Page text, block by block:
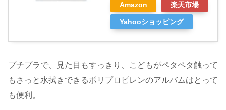
Amazon 楽天市場
Yahooショッピング
プチプラで、見た目もすっきり、こどもがペタペタ触って
もさっと水拭きできるポリプロピレンのアルバムはとって
も便利。